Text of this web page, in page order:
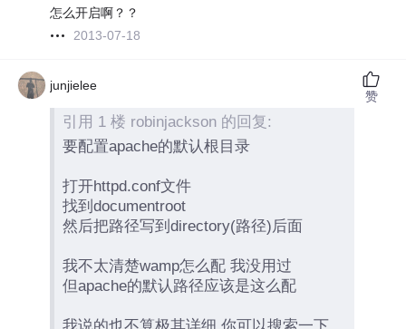
怎么开启啊？？
2013-07-18
junjielee
引用 1 楼 robinjackson 的回复:
要配置apache的默认根目录
打开httpd.conf文件
找到documentroot
然后把路径写到directory(路径)后面
我不太清楚wamp怎么配 我没用过
但apache的默认路径应该是这么配
我说的也不算极其详细 你可以搜索一下
赞